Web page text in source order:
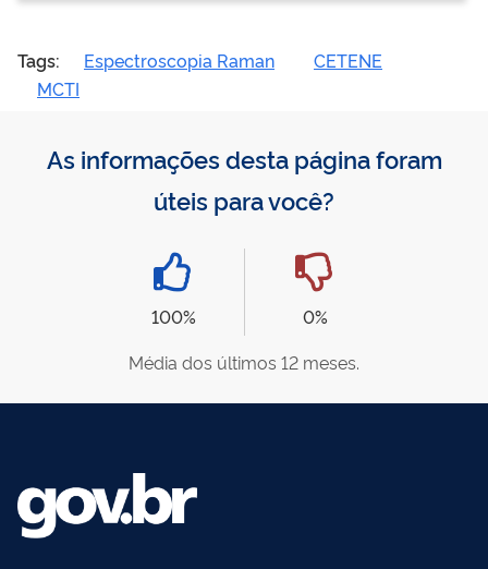
Tags: Espectroscopia Raman
CETENE
MCTI
As informações desta página foram
úteis para você?
100%
0%
Média dos últimos 12 meses.